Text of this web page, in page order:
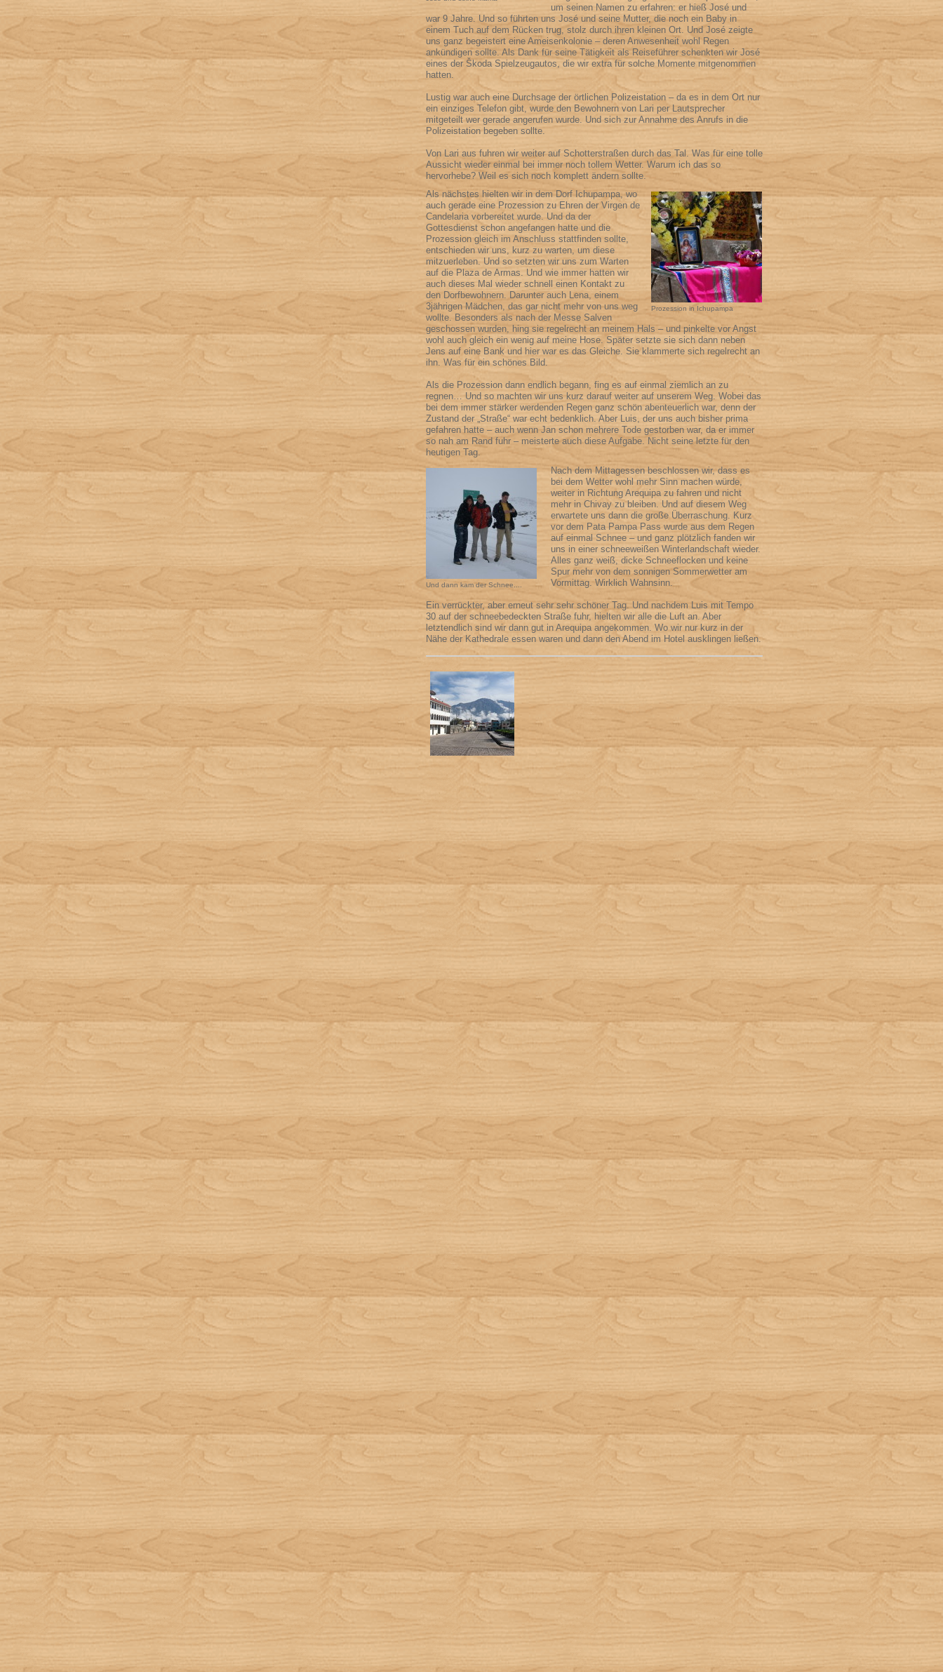
um seinen Namen zu erfahren: er hieß José und
war 9 Jahre. Und so führten uns José und seine Mutter, die noch ein Baby in
einem Tuch auf dem Rücken trug, stolz durch ihren kleinen Ort. Und José zeigte
uns ganz begeistert eine Ameisenkolonie – deren Anwesenheit wohl Regen
ankündigen sollte. Als Dank für seine Tätigkeit als Reiseführer schenkten wir José
eines der Škoda Spielzeugautos, die wir extra für solche Momente mitgenommen
hatten.
Lustig war auch eine Durchsage der örtlichen Polizeistation – da es in dem Ort nur
ein einziges Telefon gibt, wurde den Bewohnern von Lari per Lautsprecher
mitgeteilt wer gerade angerufen wurde. Und sich zur Annahme des Anrufs in die
Polizeistation begeben sollte.
Von Lari aus fuhren wir weiter auf Schotterstraßen durch das Tal. Was für eine tolle
Aussicht wieder einmal bei immer noch tollem Wetter. Warum ich das so
hervorhebe? Weil es sich noch komplett ändern sollte.
Prozession in Ichupampa
Als nächstes hielten wir in dem Dorf Ichupampa, wo
auch gerade eine Prozession zu Ehren der Virgen de
Candelaria vorbereitet wurde. Und da der
Gottesdienst schon angefangen hatte und die
Prozession gleich im Anschluss stattfinden sollte,
entschieden wir uns, kurz zu warten, um diese
mitzuerleben. Und so setzten wir uns zum Warten
auf die Plaza de Armas. Und wie immer hatten wir
auch dieses Mal wieder schnell einen Kontakt zu
den Dorfbewohnern. Darunter auch Lena, einem
3jährigen Mädchen, das gar nicht mehr von uns weg
wollte. Besonders als nach der Messe Salven
geschossen wurden, hing sie regelrecht an meinem Hals – und pinkelte vor Angst
wohl auch gleich ein wenig auf meine Hose. Später setzte sie sich dann neben
Jens auf eine Bank und hier war es das Gleiche. Sie klammerte sich regelrecht an
ihn. Was für ein schönes Bild.
Als die Prozession dann endlich begann, fing es auf einmal ziemlich an zu
regnen… Und so machten wir uns kurz darauf weiter auf unserem Weg. Wobei das
bei dem immer stärker werdenden Regen ganz schön abenteuerlich war, denn der
Zustand der „Straße“ war echt bedenklich. Aber Luis, der uns auch bisher prima
gefahren hatte – auch wenn Jan schon mehrere Tode gestorben war, da er immer
so nah am Rand fuhr – meisterte auch diese Aufgabe. Nicht seine letzte für den
heutigen Tag.
Und dann kam der Schnee....
Nach dem Mittagessen beschlossen wir, dass es
bei dem Wetter wohl mehr Sinn machen würde,
weiter in Richtung Arequipa zu fahren und nicht
mehr in Chivay zu bleiben. Und auf diesem Weg
erwartete uns dann die große Überraschung. Kurz
vor dem Pata Pampa Pass wurde aus dem Regen
auf einmal Schnee – und ganz plötzlich fanden wir
uns in einer schneeweißen Winterlandschaft wieder.
Alles ganz weiß, dicke Schneeflocken und keine
Spur mehr von dem sonnigen Sommerwetter am
Vormittag. Wirklich Wahnsinn.
Ein verrückter, aber erneut sehr sehr schöner Tag. Und nachdem Luis mit Tempo
30 auf der schneebedeckten Straße fuhr, hielten wir alle die Luft an. Aber
letztendlich sind wir dann gut in Arequipa angekommen. Wo wir nur kurz in der
Nähe der Kathedrale essen waren und dann den Abend im Hotel ausklingen ließen.